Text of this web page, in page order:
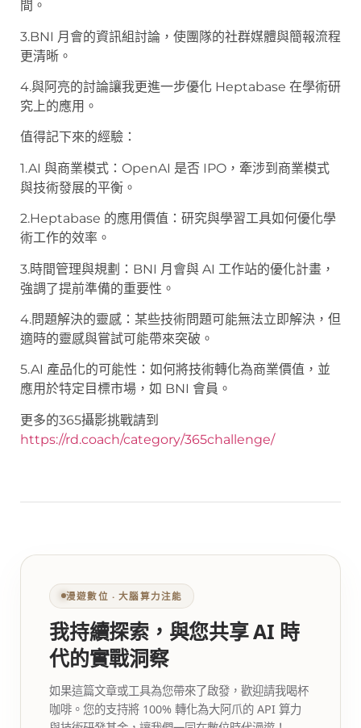
間。
3.BNI 月會的資訊組討論，使團隊的社群媒體與簡報流程
更清晰。
4.與阿亮的討論讓我更進一步優化 Heptabase 在學術研
究上的應用。
值得記下來的經驗：
1.AI 與商業模式：OpenAI 是否 IPO，牽涉到商業模式
與技術發展的平衡。
2.Heptabase 的應用價值：研究與學習工具如何優化學
術工作的效率。
3.時間管理與規劃：BNI 月會與 AI 工作站的優化計畫，
強調了提前準備的重要性。
4.問題解決的靈感：某些技術問題可能無法立即解決，但
適時的靈感與嘗試可能帶來突破。
5.AI 產品化的可能性：如何將技術轉化為商業價值，並
應用於特定目標市場，如 BNI 會員。
更多的365攝影挑戰請到
https://rd.coach/category/365challenge/
漫遊數位 ‧ 大腦算力注能
我持續探索，與您共享 AI 時
代的實戰洞察
如果這篇文章或工具為您帶來了啟發，歡迎請我喝杯
咖啡。您的支持將 100% 轉化為大阿爪的 API 算力